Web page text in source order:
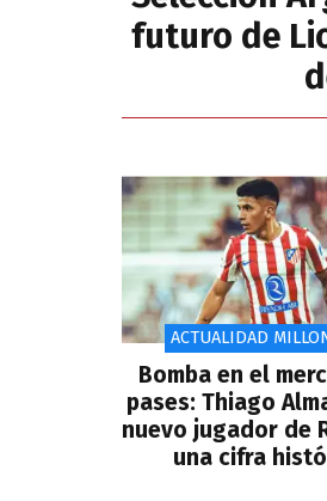
futuro de
ACTUALIDAD
Bomba en el
pases: Thiago
nuevo jugador de
una cifra